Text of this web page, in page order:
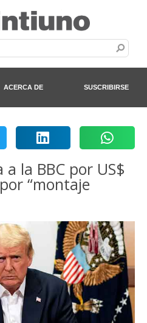
ACERCA DE SUSCRIBIRSE
la BBC por US$
“montaje